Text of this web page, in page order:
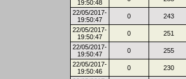
19:50:48
243
0
22/05/2017-
19:50:47
251
0
22/05/2017-
19:50:47
255
0
22/05/2017-
19:50:47
230
0
22/05/2017-
19:50:46